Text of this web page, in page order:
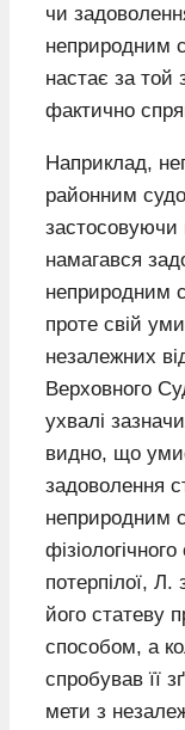
чи
неприродним
настає за той
фактично
Наприклад,
районним
застосовуючи
намагався
неприродним
проте свій
незалежних
Верховного
ухвалі
видно, що
задоволення
неприродним
потерпілої, Л.
його статеву
способом, а
спробував її
мети з